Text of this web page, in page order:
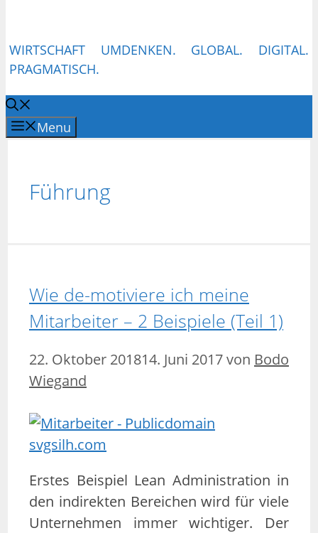
WIRTSCHAFT UMDENKEN. GLOBAL. DIGITAL.
PRAGMATISCH.
Menu
Führung
Wie de-motiviere ich meine
Mitarbeiter – 2 Beispiele (Teil 1)
22. Oktober 201814. Juni 2017von Bodo
Wiegand
Erstes Beispiel Lean Administration in
den indirekten Bereichen wird für viele
Unternehmen immer wichtiger. Der